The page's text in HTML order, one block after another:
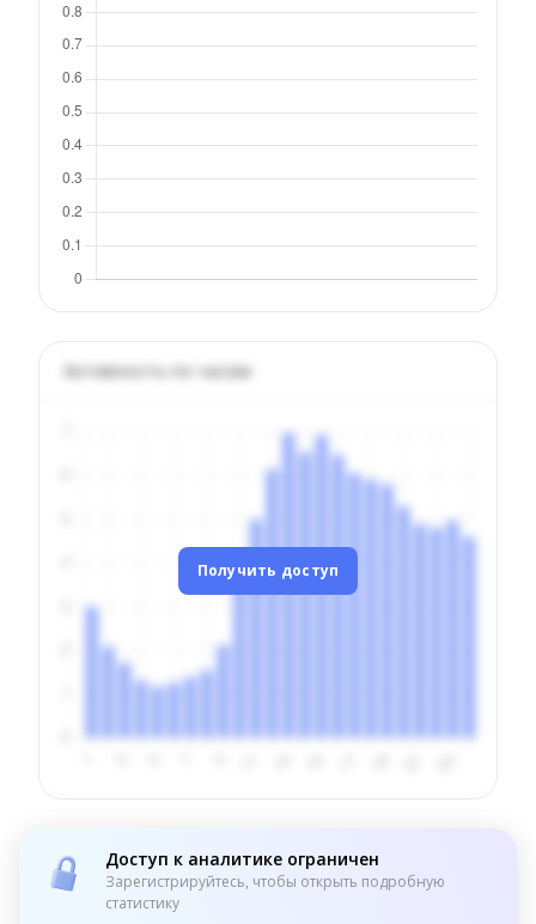
Активность по часам
Получить доступ
Доступ к аналитике ограничен
Зарегистрируйтесь, чтобы открыть подробную
статистику